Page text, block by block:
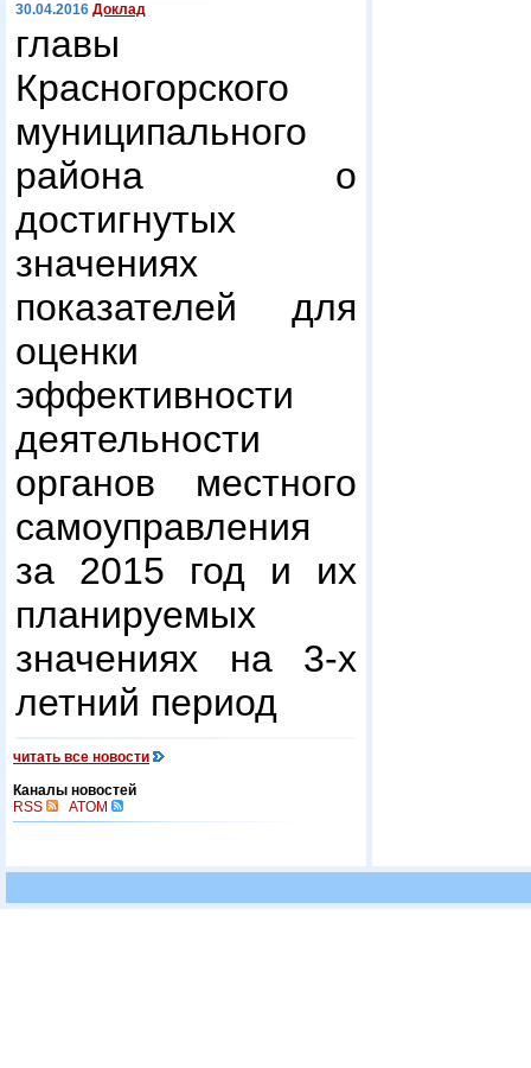
30.04.2016 Доклад
главы
Красногорского
муниципального
района о
достигнутых
значениях
показателей для
оценки
эффективности
деятельности
органов местного
самоуправления
за 2015 год и их
планируемых
значениях на 3-х
летний период
читать все новости
Каналы новостей
RSS
ATOM